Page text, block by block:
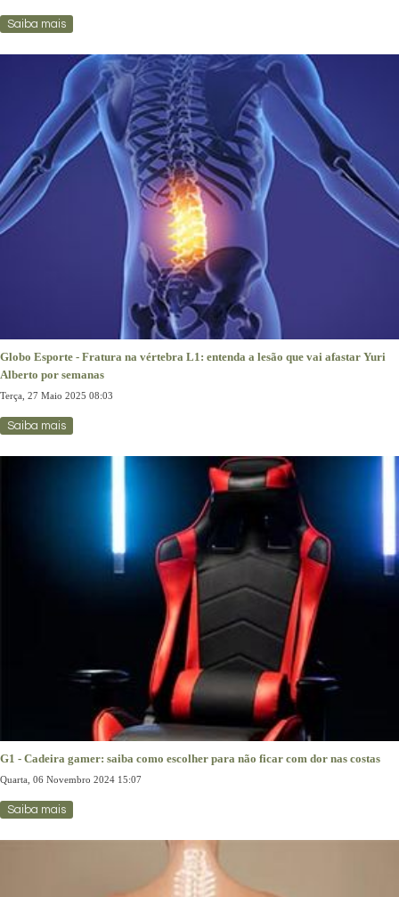
Saiba mais
Globo Esporte - Fratura na vértebra L1: entenda a lesão que vai afastar Yuri
Alberto por semanas
Terça, 27 Maio 2025 08:03
Saiba mais
G1 - Cadeira gamer: saiba como escolher para não ficar com dor nas costas
Quarta, 06 Novembro 2024 15:07
Saiba mais